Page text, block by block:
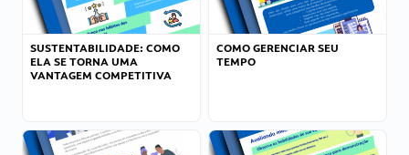
SUSTENTABILIDADE: COMO
ELA SE TORNA UMA
VANTAGEM COMPETITIVA
COMO GERENCIAR SEU
TEMPO